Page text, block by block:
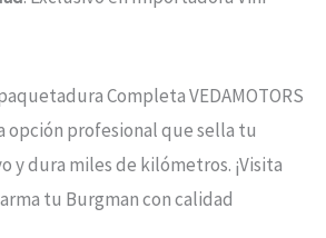
Completa VEDAMOTORS
opción profesional que sella tu
y dura miles de kilómetros. ¡Visita
tu Burgman con calidad